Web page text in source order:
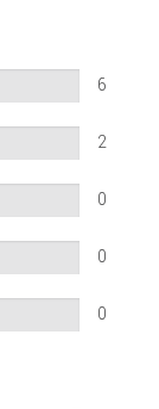
6
2
0
0
0